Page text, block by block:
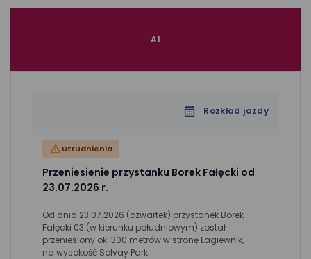
A1
Rozkład jazdy
Utrudnienia
Przeniesienie przystanku Borek Fałęcki od
23.07.2026 r.
Od dnia 23.07.2026 (czwartek) przystanek Borek
Fałęcki 03 (w kierunku południowym) został
przeniesiony ok. 300 metrów w stronę Łagiewnik,
na wysokość Solvay Park.